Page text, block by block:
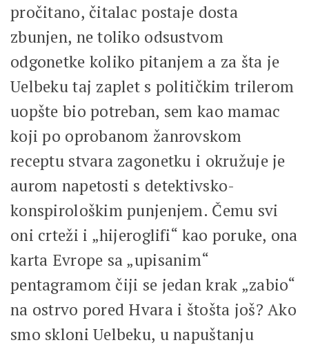
pročitano, čitalac postaje dosta
zbunjen, ne toliko odsustvom
odgonetke koliko pitanjem a za šta je
Uelbeku taj zaplet s političkim trilerom
uopšte bio potreban, sem kao mamac
koji po oprobanom žanrovskom
receptu stvara zagonetku i okružuje je
aurom napetosti s detektivsko-
konspirološkim punjenjem. Čemu svi
oni crteži i „hijeroglifi“ kao poruke, ona
karta Evrope sa „upisanim“
pentagramom čiji se jedan krak „zabio“
na ostrvo pored Hvara i štošta još? Ako
smo skloni Uelbeku, u napuštanju